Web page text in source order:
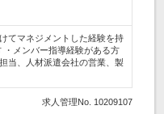
てマネジメントした経験を持
・メンバー指導経験がある方
当、人材派遣会社の営業、製
求人管理No. 10209107